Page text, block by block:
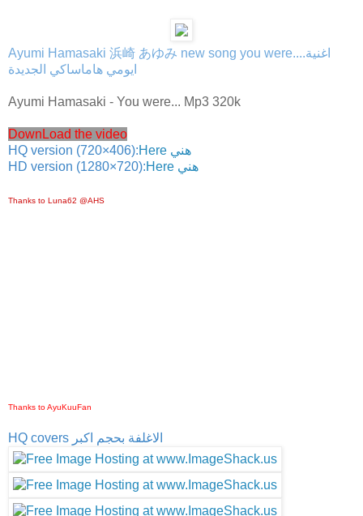
Ayumi Hamasaki 浜崎 あゆみ new song you were....اغنية
ايومي هاماساكي الجديدة
Ayumi Hamasaki - You were... Mp3 320k
DownLoad the video
HQ version (720×406):
Here هني
HD version (1280×720):
Here هني
Thanks to Luna62 @AHS
Thanks to AyuKuuFan
HQ covers الاغلفة بحجم اكبر